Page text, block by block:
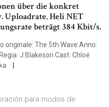
über die konkret
Uploadrate. Heli NET
beträgt 384 Kbit/s.
originale: The 5th Wave Anno:
J Blakeson Cast: Chloë
para modos de